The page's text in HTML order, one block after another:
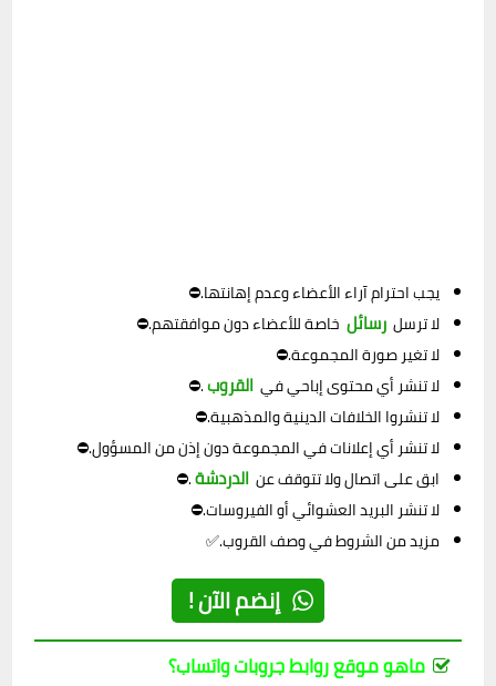
يجب احترام آراء الأعضاء وعدم إهانتها.⛔
لا ترسل رسائل خاصة للأعضاء دون موافقتهم.⛔
لا تغير صورة المجموعة.⛔
لا تنشر أي محتوى إباحي في القروب.⛔
لا تنشروا الخلافات الدينية والمذهبية.⛔
لا تنشر أي إعلانات في المجموعة دون إذن من المسؤول.⛔
ابق على اتصال ولا تتوقف عن الدردشة.⛔
لا تنشر البريد العشوائي أو الفيروسات.⛔
مزيد من الشروط في وصف القروب.✅
إنضم الآن !
ماهو موقع روابط جروبات واتساب؟